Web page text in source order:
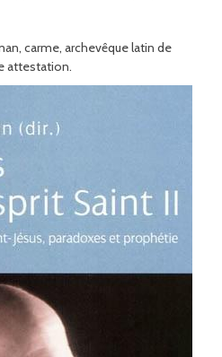
carme, archevêque latin de
attestation.